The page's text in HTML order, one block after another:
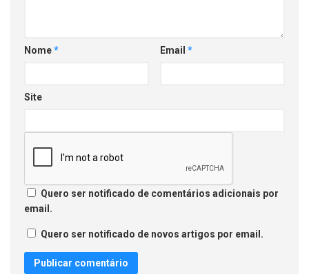
Nome* Email *
Site
Quero ser notificado de comentários adicionais por
email.
Quero ser notificado de novos artigos por email.